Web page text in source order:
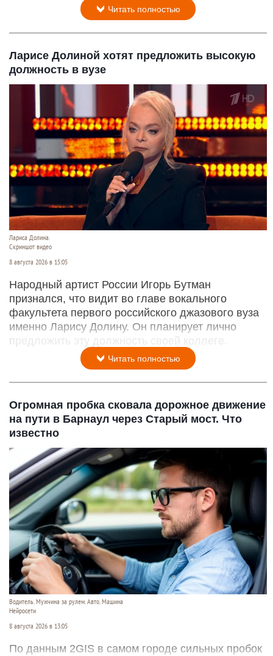
Читать полностью
Ларисе Долиной хотят предложить высокую
должность в вузе
Лариса Долина.
Скриншот видео
8 августа 2026 в 15:05
Народный артист России Игорь Бутман
признался, что видит во главе вокального
факультета первого российского джазового вуза
именно Ларису Долину. Он планирует лично
предложить эту должность своей коллеге.
Читать полностью
Огромная пробка сковала дорожное движение
на пути в Барнаул через Старый мост. Что
известно
Водитель. Мужчина за рулем. Авто. Машина
Нейросети
8 августа 2026 в 13:05
По данным 2GIS в самом городе сильных пробок